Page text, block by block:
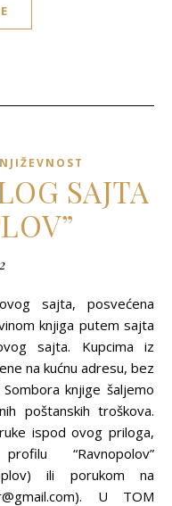
SAJTA
knjiga putem sajta
sajta. Kupcima iz
na kućnu adresu, bez
knjige šaljemo
poštanskih troškova.
ispod ovog priloga,
“Ravnopolov”
ili porukom na
U TOM